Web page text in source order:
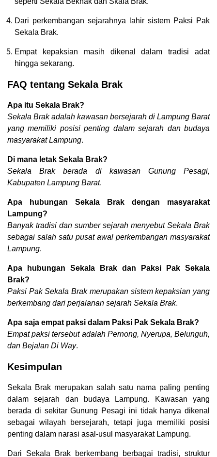
Dari perkembangan sejarahnya lahir sistem Paksi Pak
Sekala Brak.
Empat kepaksian masih dikenal dalam tradisi adat
hingga sekarang.
FAQ tentang Sekala Brak
Apa itu Sekala Brak?
Sekala Brak adalah kawasan bersejarah di Lampung Barat
yang memiliki posisi penting dalam sejarah dan budaya
masyarakat Lampung.
Di mana letak Sekala Brak?
Sekala Brak berada di kawasan Gunung Pesagi,
Kabupaten Lampung Barat.
Apa hubungan Sekala Brak dengan masyarakat
Lampung?
Banyak tradisi dan sumber sejarah menyebut Sekala Brak
sebagai salah satu pusat awal perkembangan masyarakat
Lampung.
Apa hubungan Sekala Brak dan Paksi Pak Sekala
Brak?
Paksi Pak Sekala Brak merupakan sistem kepaksian yang
berkembang dari perjalanan sejarah Sekala Brak.
Apa saja empat paksi dalam Paksi Pak Sekala Brak?
Empat paksi tersebut adalah Pernong, Nyerupa, Belunguh,
dan Bejalan Di Way.
Kesimpulan
Sekala Brak merupakan salah satu nama paling penting
dalam sejarah dan budaya Lampung. Kawasan yang
berada di sekitar Gunung Pesagi ini tidak hanya dikenal
sebagai wilayah bersejarah, tetapi juga memiliki posisi
penting dalam narasi asal-usul masyarakat Lampung.
Dari Sekala Brak berkembang berbagai tradisi, struktur